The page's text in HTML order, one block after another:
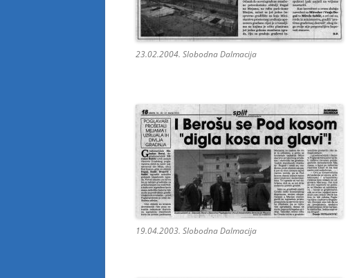
23.02.2004. Slobodna Dalmacija
19.04.2003. Slobodna Dalmacija